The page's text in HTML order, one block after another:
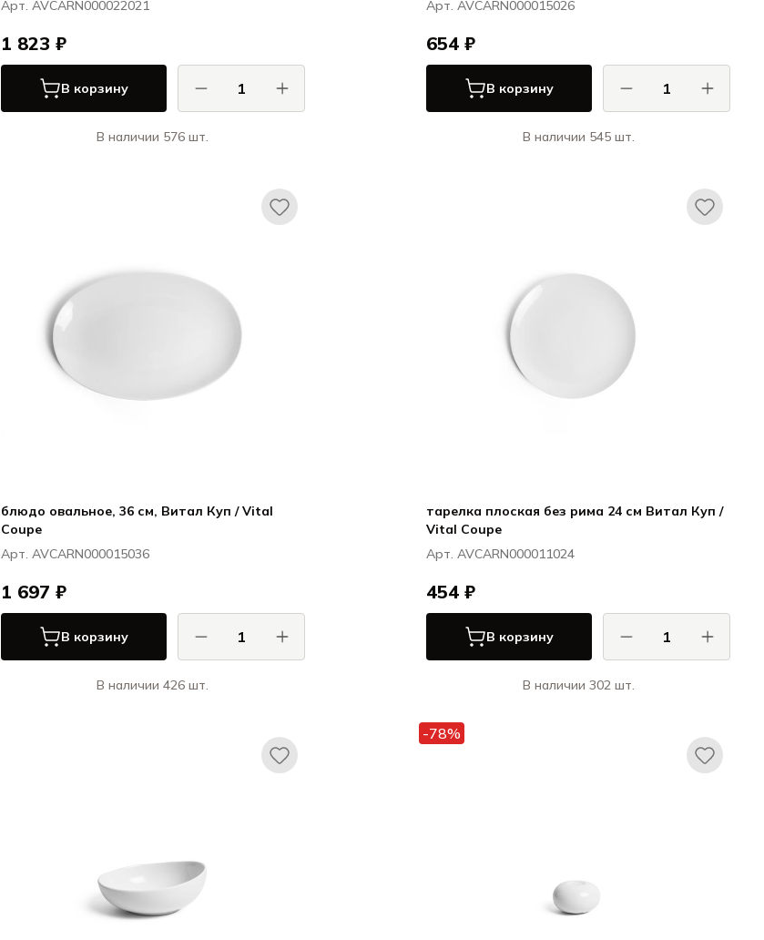
Арт. AVCARN000022021
1 823 ₽
В корзину
В наличии 576 шт.
Арт. AVCARN000015026
654 ₽
В корзину
В наличии 545 шт.
блюдо овальное, 36 см, Витал Куп / Vital
Coupe
Арт. AVCARN000015036
1 697 ₽
В корзину
В наличии 426 шт.
тарелка плоская без рима 24 см Витал Куп /
Vital Coupe
Арт. AVCARN000011024
454 ₽
В корзину
В наличии 302 шт.
-78%